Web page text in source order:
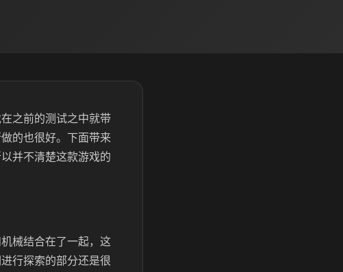
之前的测试之中就带
的也很好。下面带来
并不清楚这款游戏的
械结合在了一起，这
行探索的部分还是很